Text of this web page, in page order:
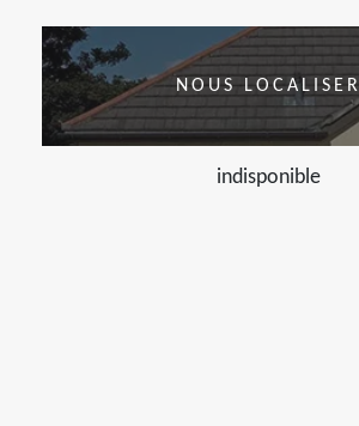
NOUS LOCALISER
indisponible